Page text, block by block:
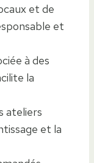
et de
et
à des
la
ateliers
et la